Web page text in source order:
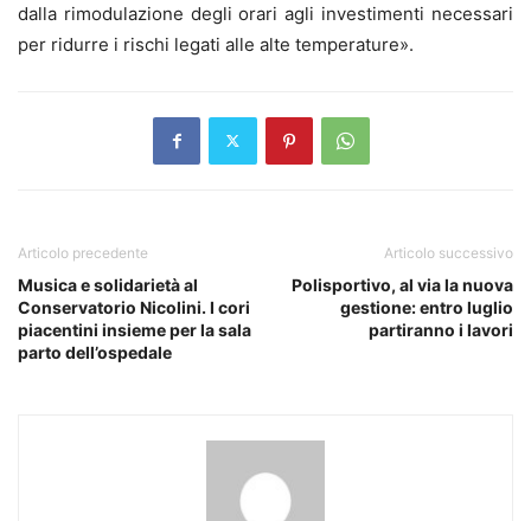
dalla rimodulazione degli orari agli investimenti necessari
per ridurre i rischi legati alle alte temperature».
Articolo precedente
Musica e solidarietà al
Conservatorio Nicolini. I cori
piacentini insieme per la sala
parto dell’ospedale
Articolo successivo
Polisportivo, al via la nuova
gestione: entro luglio
partiranno i lavori